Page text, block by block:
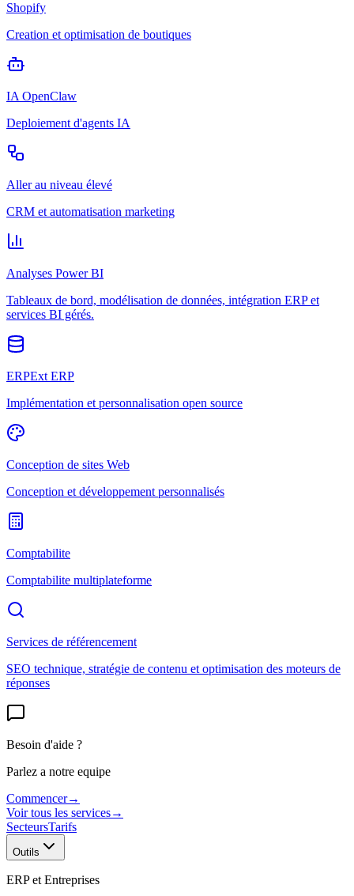
Shopify
Creation et optimisation de boutiques
IA OpenClaw
Deploiement d'agents IA
Aller au niveau élevé
CRM et automatisation marketing
Analyses Power BI
Tableaux de bord, modélisation de données, intégration ERP et
services BI gérés.
ERPExt ERP
Implémentation et personnalisation open source
Conception de sites Web
Conception et développement personnalisés
Comptabilite
Comptabilite multiplateforme
Services de référencement
SEO technique, stratégie de contenu et optimisation des moteurs de
réponses
Besoin d'aide ?
Parlez a notre equipe
Commencer→
Voir tous les services→
SecteursTarifs
Outils
ERP et Entreprises